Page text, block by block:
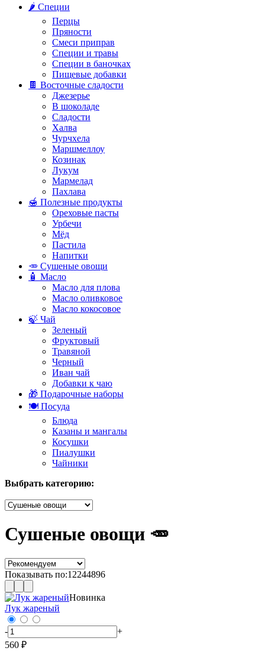
🌶️ Специи
Перцы
Пряности
Смеси приправ
Специи и травы
Специи в баночках
Пищевые добавки
🍫 Восточные сладости
Джезерье
В шоколаде
Сладости
Халва
Чурчхела
Маршмеллоу
Козинак
Лукум
Мармелад
Пахлава
🍯 Полезные продукты
Ореховые пасты
Урбечи
Мёд
Пастила
Напитки
🥕 Сушеные овощи
🧴 Масло
Масло для плова
Масло оливковое
Масло кокосовое
🍃 Чай
Зеленый
Фруктовый
Травяной
Черный
Иван чай
Добавки к чаю
🎁 Подарочные наборы
🍽️ Посуда
Блюда
Казаны и мангалы
Косушки
Пиалушки
Чайники
Выбрать категорию:
Сушеные овощи 🥕
Показывать по:12244896
Новинка
Лук жареный
-
+
560 ₽